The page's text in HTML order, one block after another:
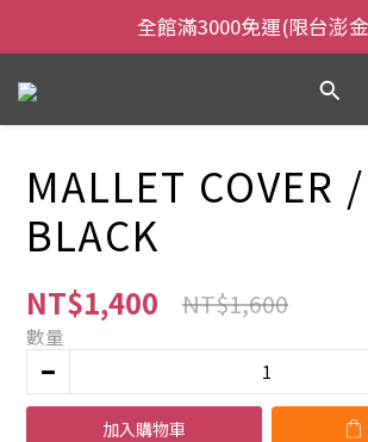
全館滿3000免運(限台澎
全館滿3000免運(限台澎
當日下午2:00前下單，當日
全館滿3000免運(限台澎
MALLET COVER
BLACK
NT$1,400 NT$1,600
數量
加入購物車